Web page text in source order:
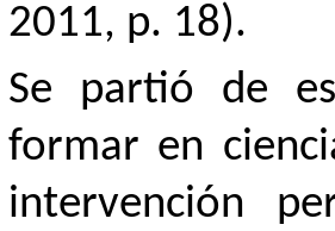
2011, p. 18).
Se partió de
formar en
intervención